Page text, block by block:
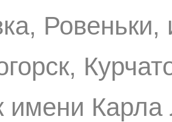
Ровеньки,
имени Карла